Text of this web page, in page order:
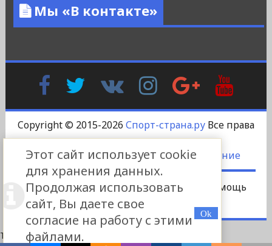
Мы «В контакте»
FacebookTwitter
Контакте
InstagramGoogle
Plus
Copyright © 2015-2026 Спорт-страна.руВсе права
защищены.
DS-DESIGN -Пользовательское соглашение
Сотрудничество Платный пост
Помощь
Реклама
Контакты
This site is protected by
Этот сайт использует cookie
для хранения данных.
Продолжая использовать
сайт, Вы даете свое
согласие на работу с этими
файлами.